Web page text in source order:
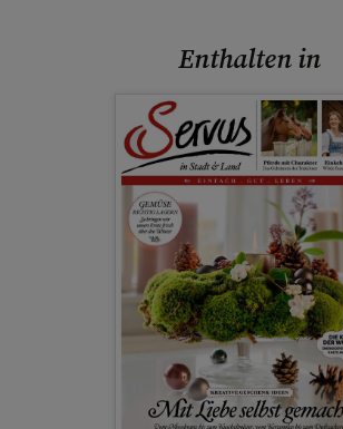
Enthalten in